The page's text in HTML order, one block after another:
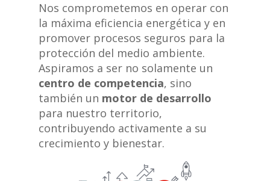
Nos comprometemos en operar con
la máxima eficiencia energética y en
promover procesos seguros para la
protección del medio ambiente.
Aspiramos a ser no solamente un
centro de competencia, sino
también un motor de desarrollo
para nuestro territorio,
contribuyendo activamente a su
crecimiento y bienestar.